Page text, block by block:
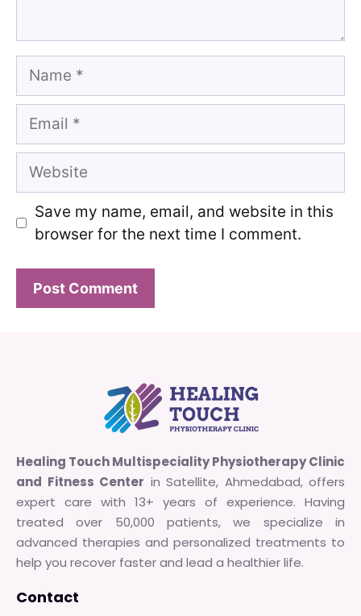
Name
Email
Website
Save my name, email, and website in this
browser for the next time I comment.
Healing Touch Multispeciality Physiotherapy Clinic
and Fitness Center in Satellite, Ahmedabad, offers
expert care with 13+ years of experience. Having
treated over 50,000 patients, we specialize in
advanced therapies and personalized treatments to
help you recover faster and lead a healthier life.
Contact